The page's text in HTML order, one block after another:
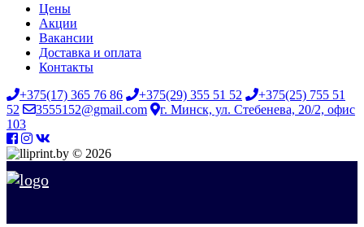
Цены
Акции
Вакансии
Доставка и оплата
Контакты
+375(17) 365 76 86
+375(29) 355 51 52
+375(25) 755 51
52
3555152@gmail.com
г. Минск, ул. Стебенева, 20/2, офис
103
© 2026